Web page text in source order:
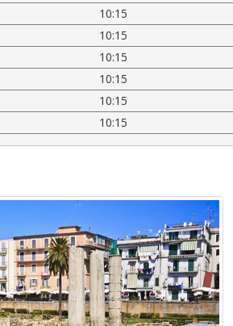
10:15
10:15
10:15
10:15
10:15
10:15